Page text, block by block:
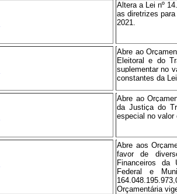
Altera a Lei nº
as diretrizes
2021.
Abre ao
Eleitoral e do
suplementar no
constantes da
Abre ao
da Justiça do
especial no valor
Abre aos
favor de
Financeiros da
Federal e
Orçamentária